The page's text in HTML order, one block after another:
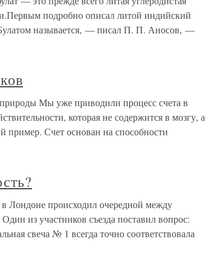
подробно описал литой индийский
называется, — писал П. П. Аносов, —
Мы уже приводили процесс счета в
которая не содержится в мозгу, а
пример. Счет основан на способности
в Лондоне происходил очередной между
из участников съезда поставил вопрос:
свеча № 1 всегда точно соответствовала